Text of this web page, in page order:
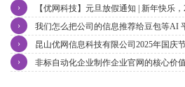
【优网科技】元旦放假通知 | 新年快乐，
›
我们怎么把公司的信息推荐给豆包等AI
›
昆山优网信息科技有限公司2025年国庆
›
非标自动化企业制作企业官网的核心价
›